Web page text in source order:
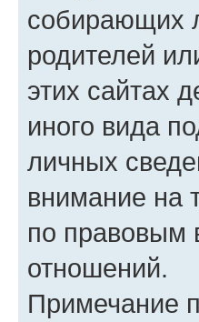
собирающих
родителей
этих сайтах
иного вида
личных
внимание на
по правовым
отношений.
Примечание